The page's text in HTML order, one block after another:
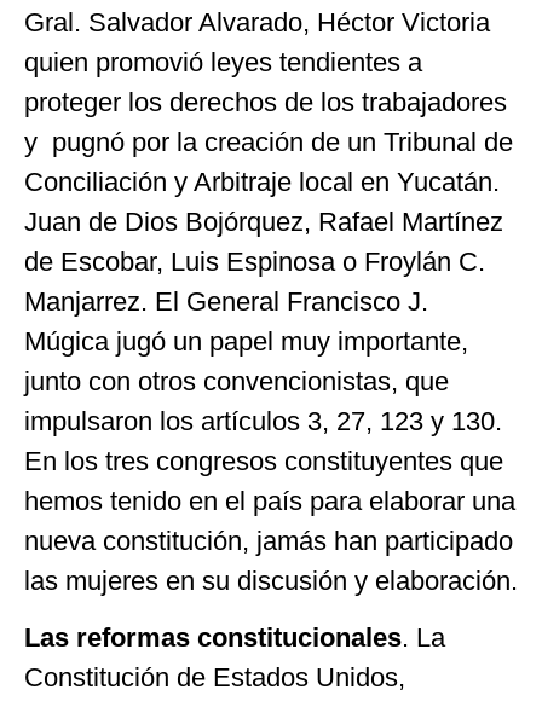
Gral. Salvador Alvarado, Héctor Victoria
quien promovió leyes tendientes a
proteger los derechos de los trabajadores
y pugnó por la creación de un Tribunal de
Conciliación y Arbitraje local en Yucatán.
Juan de Dios Bojórquez, Rafael Martínez
de Escobar, Luis Espinosa o Froylán C.
Manjarrez. El General Francisco J.
Múgica jugó un papel muy importante,
junto con otros convencionistas, que
impulsaron los artículos 3, 27, 123 y 130.
En los tres congresos constituyentes que
hemos tenido en el país para elaborar una
nueva constitución, jamás han participado
las mujeres en su discusión y elaboración.
Las reformas constitucionales. La
Constitución de Estados Unidos,